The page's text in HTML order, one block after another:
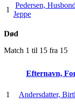
1
Pedersen,
Jeppe
Død
Match 1 til 15 fra 15
Efternavn,
1
Andersdatter,